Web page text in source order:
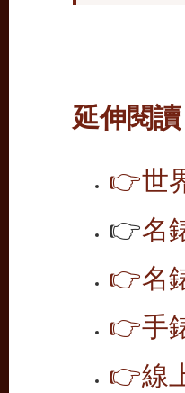
延伸閱讀
👉世
👉名
👉名
👉手
👉線